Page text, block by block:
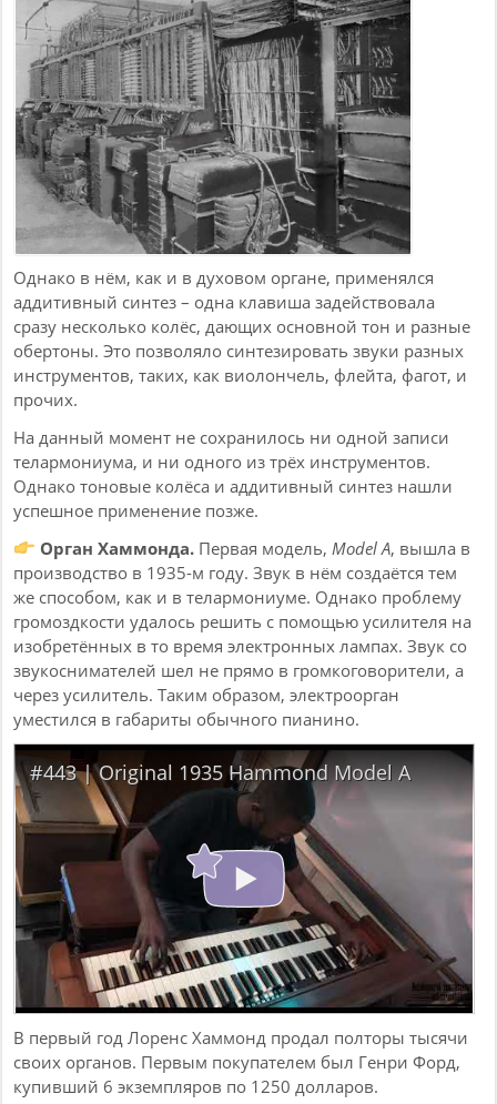
Однако в нём, как и в духовом органе, применялся
аддитивный синтез – одна клавиша задействовала
сразу несколько колёс, дающих основной тон и разные
обертоны. Это позволяло синтезировать звуки разных
инструментов, таких, как виолончель, флейта, фагот, и
прочих.
На данный момент не сохранилось ни одной записи
телармониума, и ни одного из трёх инструментов.
Однако тоновые колёса и аддитивный синтез нашли
успешное применение позже.
Орган Хаммонда. Первая модель, Model A, вышла в
производство в 1935-м году. Звук в нём создаётся тем
же способом, как и в телармониуме. Однако проблему
громоздкости удалось решить с помощью усилителя на
изобретённых в то время электронных лампах. Звук со
звукоснимателей шел не прямо в громкоговорители, а
через усилитель. Таким образом, электроорган
уместился в габариты обычного пианино.
#443 | Original 1935 Hammond Model A
В первый год Лоренс Хаммонд продал полторы тысячи
своих органов. Первым покупателем был Генри Форд,
купивший 6 экземпляров по 1250 долларов.